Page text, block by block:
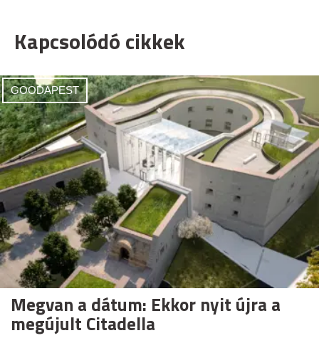
Kapcsolódó cikkek
GOODAPEST
Megvan a dátum: Ekkor nyit újra a
megújult Citadella